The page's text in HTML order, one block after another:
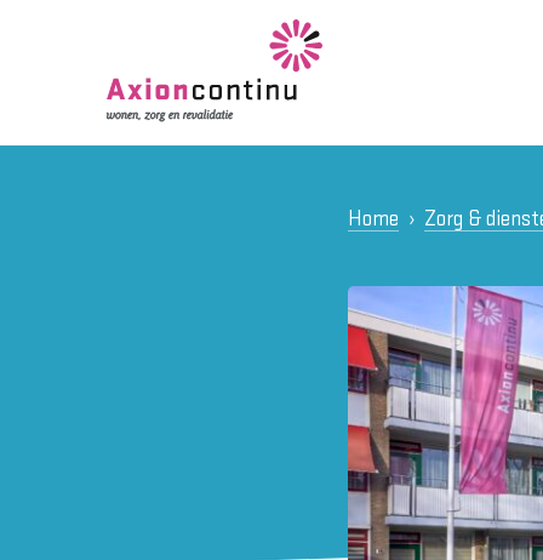
Home Zorg &